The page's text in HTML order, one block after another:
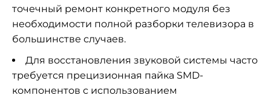
точечный ремонт конкретного модуля без
необходимости полной разборки телевизора в
большинстве случаев.
Для восстановления звуковой системы часто
требуется прецизионная пайка SMD-
компонентов с использованием